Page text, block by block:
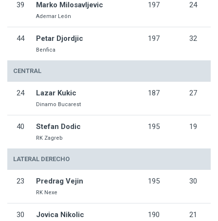
39 Marko Milosavljevic
Ademar León
197 24
44 Petar Djordjic
Benfica
197 32
CENTRAL
24 Lazar Kukic
Dinamo Bucarest
187 27
40 Stefan Dodic
RK Zagreb
195 19
LATERAL DERECHO
23 Predrag Vejin
RK Nexe
195 30
30 Jovica Nikolic 190 21